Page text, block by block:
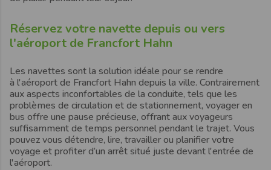
Réservez votre navette depuis ou vers
l'aéroport de Francfort Hahn
Les navettes sont la solution idéale pour se rendre
à l'aéroport de Francfort Hahn depuis la ville. Contrairement
aux aspects inconfortables de la conduite, tels que les
problèmes de circulation et de stationnement, voyager en
bus offre une pause précieuse, offrant aux voyageurs
suffisamment de temps personnel pendant le trajet. Vous
pouvez vous détendre, lire, travailler ou planifier votre
voyage et profiter d’un arrêt situé juste devant l'entrée de
l'aéroport.